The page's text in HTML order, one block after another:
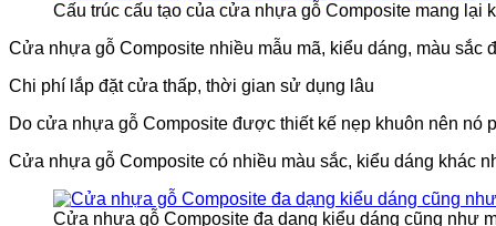
Cấu trúc cấu tạo của cửa nhựa gỗ Composite mang lại
Cửa nhựa gỗ Composite nhiều mẫu mã, kiểu dáng, màu
Chi phí lắp đặt cửa thấp, thời gian sử dụng lâu
Do cửa nhựa gỗ Composite được thiết kế nẹp khuôn nên
Cửa nhựa gỗ Composite có nhiều màu sắc, kiểu dáng khác
Cửa nhựa gỗ Composite đa dạng kiểu dáng cũng như